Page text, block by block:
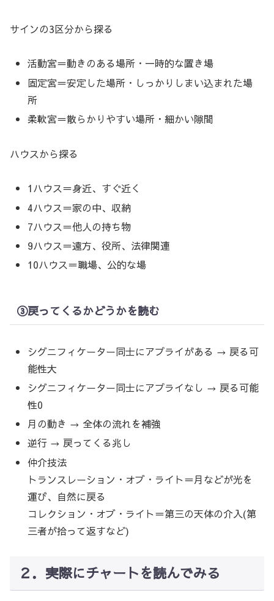
サインの3区分から探る
活動宮＝動きのある場所・一時的な置き場
固定宮＝安定した場所・しっかりしまい込まれた場
所
柔軟宮＝散らかりやすい場所・細かい隙間
ハウスから探る
1ハウス＝身近、すぐ近く
4ハウス＝家の中、収納
7ハウス＝他人の持ち物
9ハウス＝遠方、役所、法律関連
10ハウス＝職場、公的な場
③戻ってくるかどうかを読む
シグニフィケーター同士にアプライがある → 戻る可
能性大
シグニフィケーター同士にアプライなし → 戻る可能
性0
月の動き → 全体の流れを補強
逆行 → 戻ってくる兆し
仲介技法
トランスレーション・オブ・ライト＝月などが光を
運び、自然に戻る
コレクション・オブ・ライト＝第三の天体の介入(第
三者が拾って返すなど)
２．実際にチャートを読んでみる